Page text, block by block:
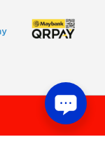
Terms and Conditions
Share on Twitter